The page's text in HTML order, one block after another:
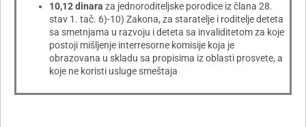
10,12 dinara za jednoroditeljske porodice iz člana 28.
stav 1. tač. 6)-10) Zakona, za staratelje i roditelje deteta
sa smetnjama u razvoju i deteta sa invaliditetom za koje
postoji mišljenje interresorne komisije koja je
obrazovana u skladu sa propisima iz oblasti prosvete, a
koje ne koristi usluge smeštaja